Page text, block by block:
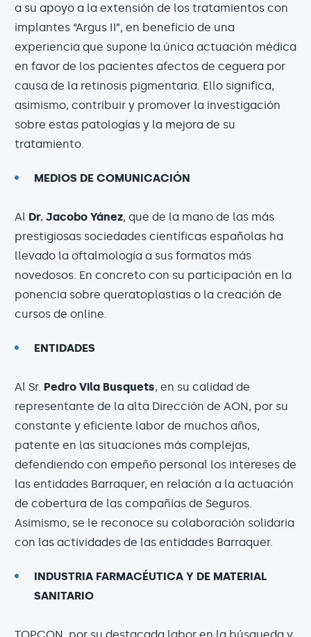
a su apoyo a la extensión de los tratamientos con
implantes “Argus II”, en beneficio de una
experiencia que supone la única actuación médica
en favor de los pacientes afectos de ceguera por
causa de la retinosis pigmentaria. Ello significa,
asimismo, contribuir y promover la investigación
sobre estas patologías y la mejora de su
tratamiento.
MEDIOS DE COMUNICACIÓN
Al Dr. Jacobo Yánez, que de la mano de las más
prestigiosas sociedades científicas españolas ha
llevado la oftalmología a sus formatos más
novedosos. En concreto con su participación en la
ponencia sobre queratoplastias o la creación de
cursos de online.
ENTIDADES
Al Sr. Pedro Vila Busquets, en su calidad de
representante de la alta Dirección de AON, por su
constante y eficiente labor de muchos años,
patente en las situaciones más complejas,
defendiendo con empeño personal los intereses de
las entidades Barraquer, en relación a la actuación
de cobertura de las compañías de Seguros.
Asimismo, se le reconoce su colaboración solidaria
con las actividades de las entidades Barraquer.
INDUSTRIA FARMACÉUTICA Y DE MATERIAL
SANITARIO
TOPCON , por su destacada labor en la búsqueda y